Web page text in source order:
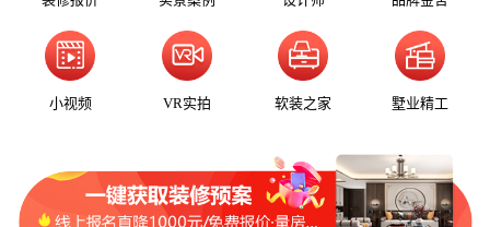
小视频 VR实拍 软装之家 墅业精工